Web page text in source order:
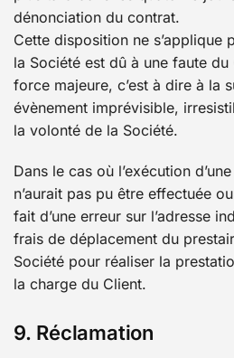
dénonciation du contrat.
Cette disposition ne s’applique
la Société est dû à une faute
force majeure, c’est à dire à la
évènement imprévisible,
la volonté de la Société.
Dans le cas où l’exécution
n’aurait pas pu être effectuée
fait d’une erreur sur l’adresse
frais de déplacement du
Société pour réaliser la
la charge du Client.
9. Réclamation